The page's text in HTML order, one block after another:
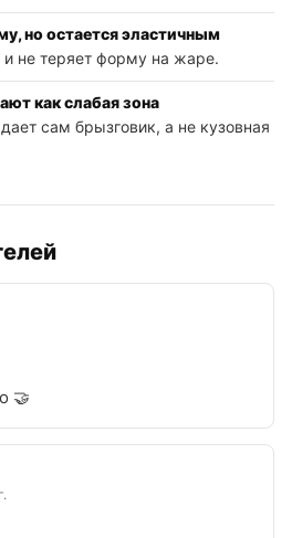
но остается эластичным
и не теряет форму на жаре.
как слабая зона
сам брызговик, а не кузовная
🤝